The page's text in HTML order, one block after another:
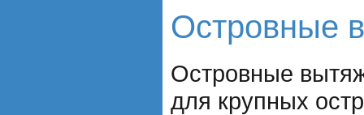
Островные
Островные
для крупных